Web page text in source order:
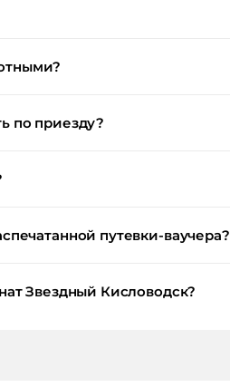
по приезду?
путевки-ваучера?
Звездный Кисловодск?